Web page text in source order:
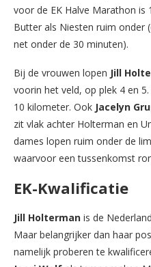
voor de EK Halve Marathon is
Butter als Niesten ruim onder
net onder de 30 minuten).
Bij de vrouwen lopen Jill
voorin het veld, op plek 4 en
10 kilometer. Ook Jacelyn
zit vlak achter Holterman en
dames lopen ruim onder de
waarvoor een tussenkomst
EK-Kwalificatie
Jill Holterman is de
Maar belangrijker dan haar
namelijk proberen te